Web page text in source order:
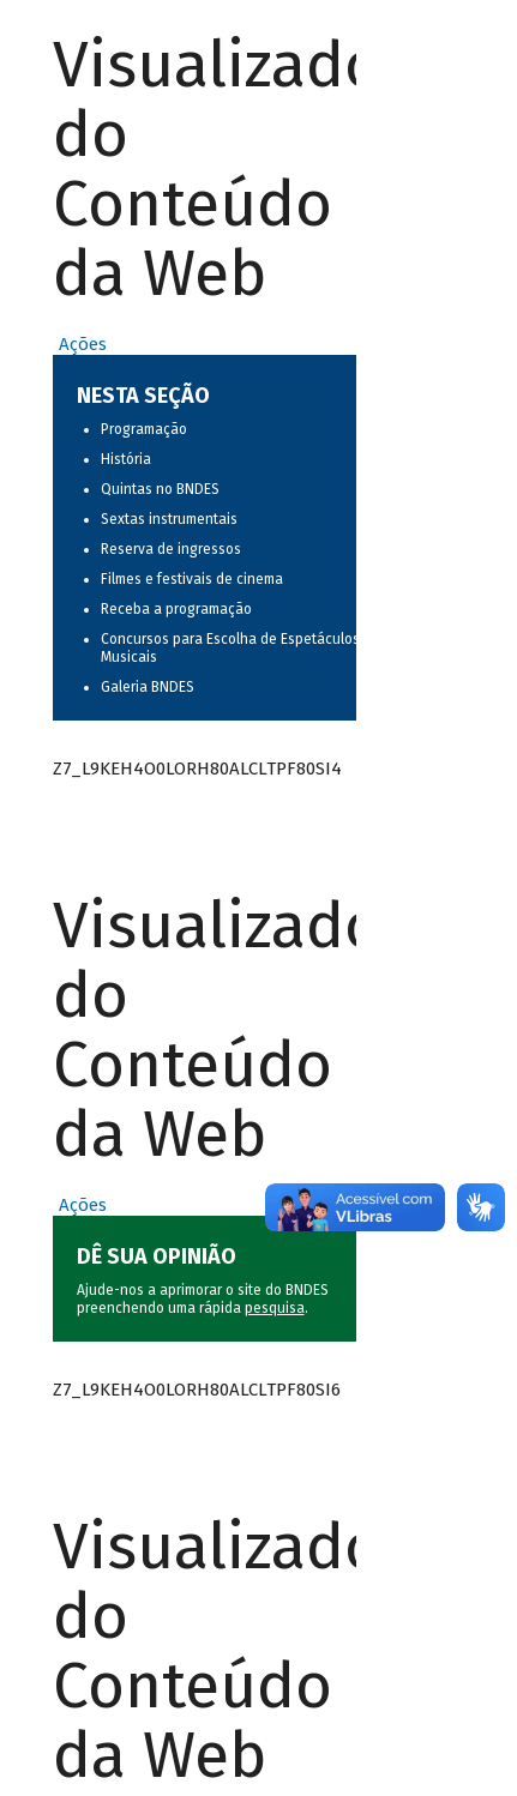
Visualizador
do
Conteúdo
da Web
Ações
NESTA SEÇÃO
Programação
História
Quintas no BNDES
Sextas instrumentais
Reserva de ingressos
Filmes e festivais de cinema
Receba a programação
Concursos para Escolha de Espetáculos
Musicais
Galeria BNDES
Z7_L9KEH4O0LORH80ALCLTPF80SI4
Visualizador
do
Conteúdo
da Web
Ações
DÊ SUA OPINIÃO
Ajude-nos a aprimorar o site do BNDES
preenchendo uma rápida pesquisa.
Z7_L9KEH4O0LORH80ALCLTPF80SI6
Visualizador
do
Conteúdo
da Web